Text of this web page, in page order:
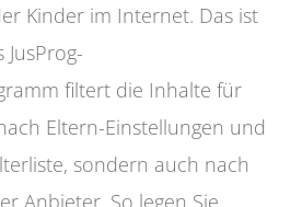
Kinder im Internet. Das ist
filtert die Inhalte für
Eltern-Einstellungen und
sondern auch nach
Anbieter. So legen Sie